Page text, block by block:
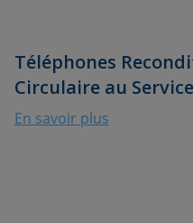
Téléphones
Circulaire au
En savoir plus